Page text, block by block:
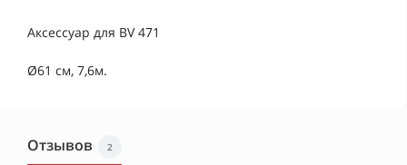
Аксессуар для BV 471
Ø61 см, 7,6м.
Отзывов 2